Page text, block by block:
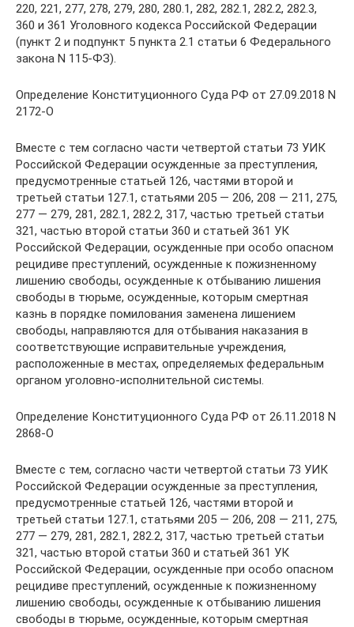
220, 221, 277, 278, 279, 280, 280.1, 282, 282.1, 282.2, 282.3,
360 и 361 Уголовного кодекса Российской Федерации
(пункт 2 и подпункт 5 пункта 2.1 статьи 6 Федерального
закона N 115-ФЗ).
Определение Конституционного Суда РФ от 27.09.2018 N
2172-О
Вместе с тем согласно части четвертой статьи 73 УИК
Российской Федерации осужденные за преступления,
предусмотренные статьей 126, частями второй и
третьей статьи 127.1, статьями 205 — 206, 208 — 211, 275,
277 — 279, 281, 282.1, 282.2, 317, частью третьей статьи
321, частью второй статьи 360 и статьей 361 УК
Российской Федерации, осужденные при особо опасном
рецидиве преступлений, осужденные к пожизненному
лишению свободы, осужденные к отбыванию лишения
свободы в тюрьме, осужденные, которым смертная
казнь в порядке помилования заменена лишением
свободы, направляются для отбывания наказания в
соответствующие исправительные учреждения,
расположенные в местах, определяемых федеральным
органом уголовно-исполнительной системы.
Определение Конституционного Суда РФ от 26.11.2018 N
2868-О
Вместе с тем, согласно части четвертой статьи 73 УИК
Российской Федерации осужденные за преступления,
предусмотренные статьей 126, частями второй и
третьей статьи 127.1, статьями 205 — 206, 208 — 211, 275,
277 — 279, 281, 282.1, 282.2, 317, частью третьей статьи
321, частью второй статьи 360 и статьей 361 УК
Российской Федерации, осужденные при особо опасном
рецидиве преступлений, осужденные к пожизненному
лишению свободы, осужденные к отбыванию лишения
свободы в тюрьме, осужденные, которым смертная